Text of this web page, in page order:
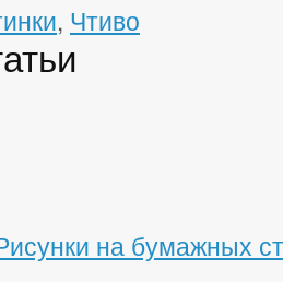
, Чтиво
на бумажных